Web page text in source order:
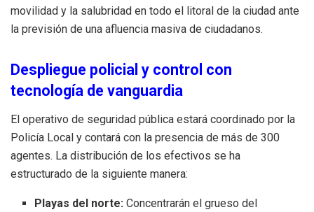
movilidad y la salubridad en todo el litoral de la ciudad ante
la previsión de una afluencia masiva de ciudadanos.
Despliegue policial y control con
tecnología de vanguardia
El operativo de seguridad pública estará coordinado por la
Policía Local y contará con la presencia de más de 300
agentes. La distribución de los efectivos se ha
estructurado de la siguiente manera:
Playas del norte: Concentrarán el grueso del